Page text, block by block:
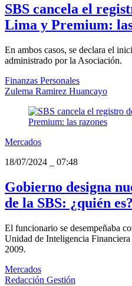
SBS cancela el
Lima y Premium:
En ambos casos, se declara el
administrado por la Asociación.
Finanzas Personales
Zulema Ramirez Huancayo
Mercados
18/07/2024
07:48
Gobierno designa
de la SBS: ¿quién es?
El funcionario se desempeñaba
Unidad de Inteligencia
2009.
Mercados
Redacción Gestión